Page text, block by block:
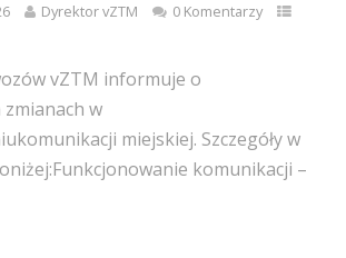
Dyrektor vZTM
0 Komentarzy
vZTM informuje o
w
miejskiej. Szczegóły w
komunikacji –